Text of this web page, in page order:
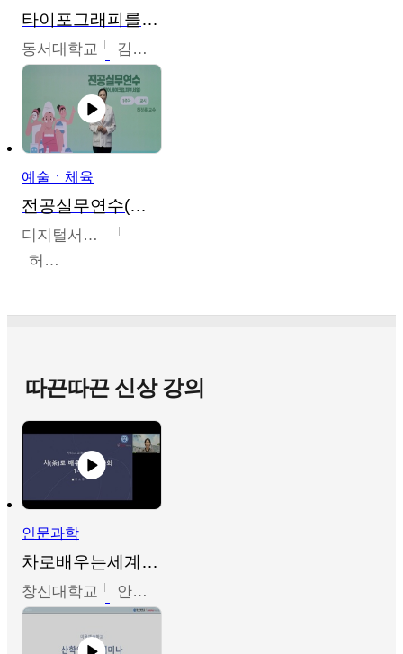
타이포그래피를 배워봅시다.
동서대학교 김경원
예술ㆍ체육
전공실무연수(헤어,메이크업,피부,네일)
디지털서울문화예술대학교
허정록
따끈따끈 신상 강의
인문과학
차로배우는세계문화
창신대학교 안소영